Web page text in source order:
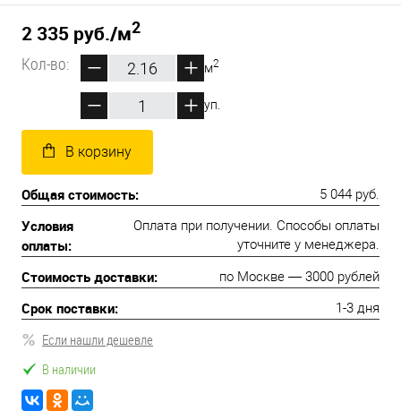
2 335 руб./м2
Кол-во:
м2
уп.
В корзину
Общая стоимость: 5 044 руб.
Условия
оплаты:
Оплата при получении. Способы оплаты
уточните у менеджера.
Стоимость доставки: по Москве — 3000 рублей
Срок поставки: 1-3 дня
Если нашли дешевле
В наличии